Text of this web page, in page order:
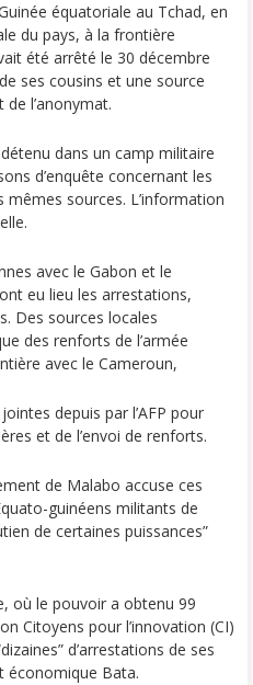
équatoriale au Tchad, en
du pays, à la frontière
été arrêté le 30 décembre
ses cousins et une source
l’anonymat.
dans un camp militaire
d’enquête concernant les
sources. L’information
avec le Gabon et le
eu lieu les arrestations,
Des sources locales
des renforts de l’armée
avec le Cameroun,
depuis par l’AFP pour
et de l’envoi de renforts.
de Malabo accuse ces
guinéens militants de
de certaines puissances”
où le pouvoir a obtenu 99
Citoyens pour l’innovation (CI)
d’arrestations de ses
économique Bata.